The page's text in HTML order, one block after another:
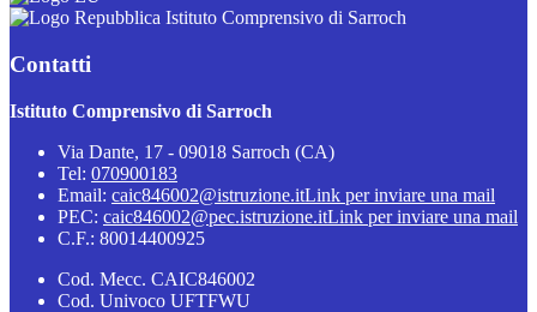
Istituto Comprensivo di Sarroch
Contatti
Istituto Comprensivo di Sarroch
Via Dante, 17 - 09018 Sarroch (CA)
Tel: 070900183
Email: caic846002@istruzione.itLink per inviare una mail
PEC: caic846002@pec.istruzione.itLink per inviare una mail
C.F.: 80014400925
Cod. Mecc. CAIC846002
Cod. Univoco UFTFWU